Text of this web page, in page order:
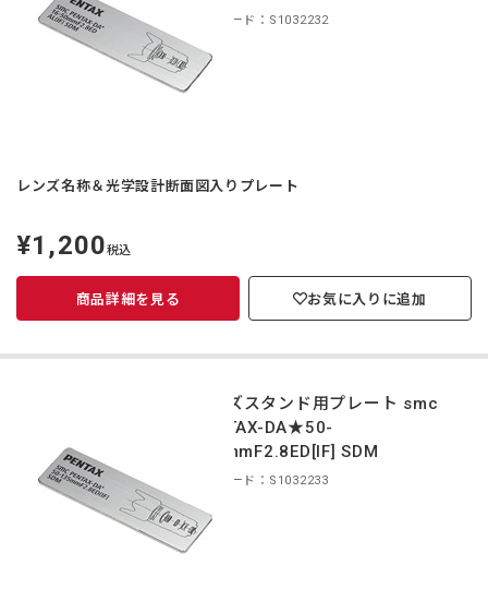
商品コード：S1032232
レンズ名称＆光学設計断面図入りプレート
定
価
¥1,200税込
商品詳細を見る お気に入りに追加
レンズスタンド用プレート smc
PENTAX-DA★50-
135mmF2.8ED[IF] SDM
商品コード：S1032233